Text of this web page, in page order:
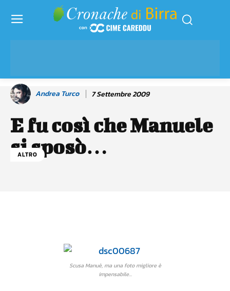
Andrea Turco 7 Settembre 2009
E fu così che Manuele
si sposò…
ALTRO
Scusa Manuè, ma una foto migliore è
impensabile...